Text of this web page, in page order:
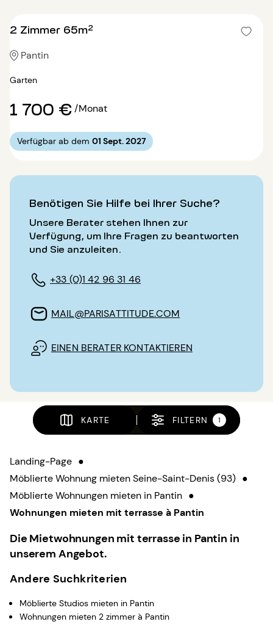
2 Zimmer 65m²
Pantin
Garten
1 700 €/Monat
Verfügbar ab dem 01 Sept. 2027
Benötigen Sie Hilfe bei Ihrer Suche?
Unsere Berater stehen Ihnen zur
Verfügung, um Ihre Fragen zu beantworten
und Sie anzuleiten.
+33 (0)1 42 96 31 46
MAIL@PARISATTITUDE.COM
EINEN BERATER KONTAKTIEREN
KARTE FILTERN 1
Landing-Page ●
Möblierte Wohnung mieten Seine-Saint-Denis (93) ●
Möblierte Wohnungen mieten in Pantin ●
Wohnungen mieten mit terrasse à Pantin
Die Mietwohnungen mit terrasse in Pantin in
unserem Angebot.
Andere Suchkriterien
Möblierte Studios mieten in Pantin
Wohnungen mieten 2 zimmer à Pantin